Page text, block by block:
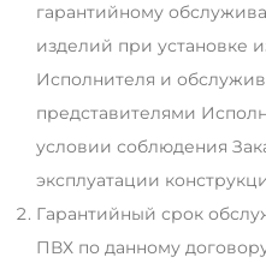
гарантийному
изделий при установке
Исполнителя и
представителями
условии соблюдения
эксплуатации
Гарантийный срок
ПВХ по данному